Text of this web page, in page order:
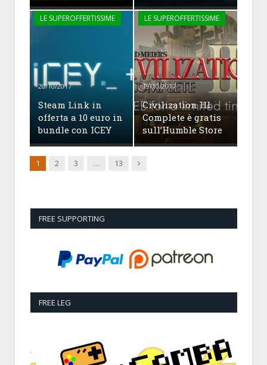
LE SUPEROFFERTISSIME
20/10/2017
Steam Link in
offerta a 10 euro in
bundle con ICEY
LE SUPEROFFERTISSIME
19/10/2017
Civilization III:
Complete è gratis
sull’Humble Store
1 2 3 … 13 Next
FREE SUPPORTING
FREE LEG